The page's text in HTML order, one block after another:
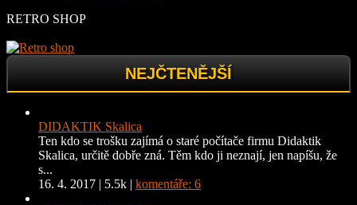
RETRO SHOP
NEJČTENĚJŠÍ
DIDAKTIK Skalica
Ten kdo se trošku zajímá o staré počítače firmu Didaktik
Skalica, určitě dobře zná. Těm kdo ji neznají, jen napíšu, že
s...
16. 4. 2017 | 5.5k | komentáře: 6